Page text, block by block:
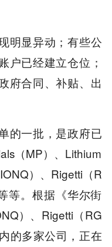
明显异动；有些公
户已经建立仓位；
府合同、补贴、出
的一批，是政府已
（MP）、Lithium
）、Rigetti（R
等。根据《华尔街
）、Rigetti（RG
的多家公司，正在